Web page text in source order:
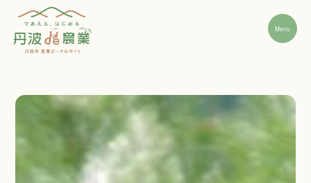
Menu
丹波市農業の魅力